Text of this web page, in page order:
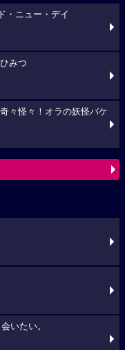
・ニュー・デイ
みつ
々怪々！オラの妖怪バケ
いたい。